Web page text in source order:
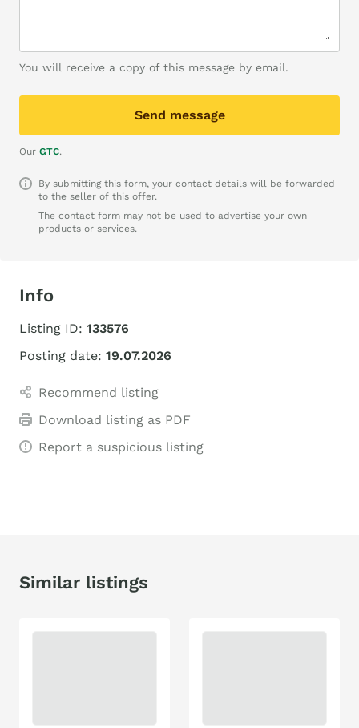
You will receive a copy of this message by email.
Send message
Our GTC.
By submitting this form, your contact details will be forwarded
to the seller of this offer.
The contact form may not be used to advertise your own
products or services.
Info
Listing ID: 133576
Posting date: 19.07.2026
Recommend listing
Download listing as PDF
Report a suspicious listing
Similar listings